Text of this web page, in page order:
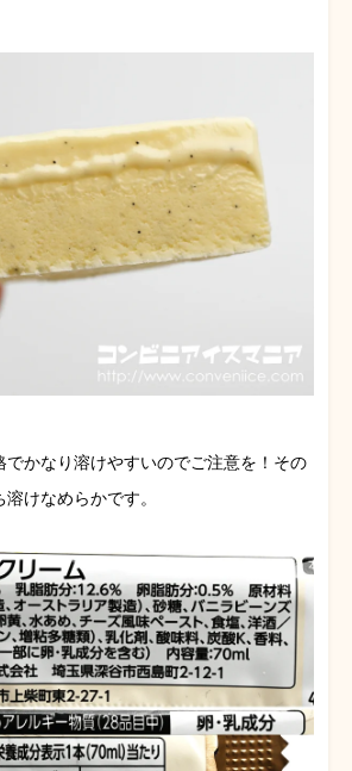
でかなり溶けやすいのでご注意を！その
けなめらかです。